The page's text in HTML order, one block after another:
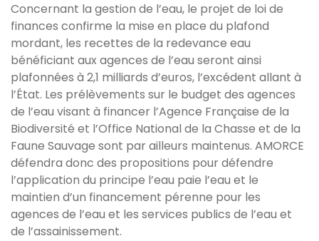
Concernant la gestion de l’eau, le projet de loi de
finances confirme la mise en place du plafond
mordant, les recettes de la redevance eau
bénéficiant aux agences de l’eau seront ainsi
plafonnées à 2,1 milliards d’euros, l’excédent allant à
l’État. Les prélèvements sur le budget des agences
de l’eau visant à financer l’Agence Française de la
Biodiversité et l’Office National de la Chasse et de la
Faune Sauvage sont par ailleurs maintenus. AMORCE
défendra donc des propositions pour défendre
l’application du principe l’eau paie l’eau et le
maintien d’un financement pérenne pour les
agences de l’eau et les services publics de l’eau et
de l’assainissement.